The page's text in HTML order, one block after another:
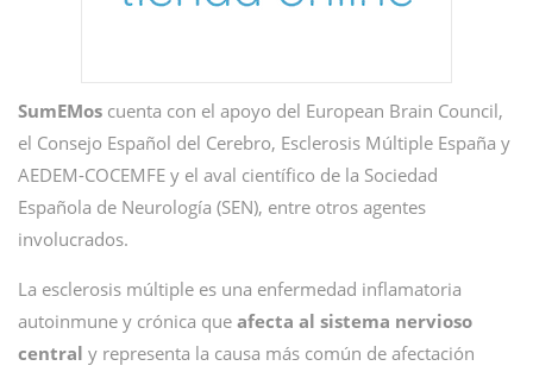
SumEMos cuenta con el apoyo del European Brain Council,
el Consejo Español del Cerebro, Esclerosis Múltiple España y
AEDEM-COCEMFE y el aval científico de la Sociedad
Española de Neurología (SEN), entre otros agentes
involucrados.
La esclerosis múltiple es una enfermedad inflamatoria
autoinmune y crónica que afecta al sistema nervioso
central y representa la causa más común de afectación